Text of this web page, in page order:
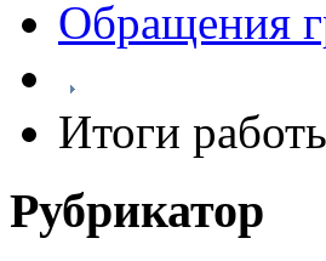
Обращения
Итоги
Рубрикатор